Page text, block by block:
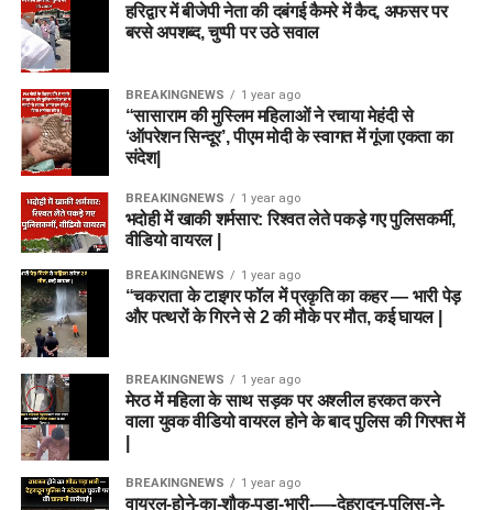
हरिद्वार में बीजेपी नेता की दबंगई कैमरे में कैद, अफसर पर
बरसे अपशब्द, चुप्पी पर उठे सवाल
BREAKINGNEWS 1 year ago
“सासाराम की मुस्लिम महिलाओं ने रचाया मेहंदी से
‘ऑपरेशन सिन्दूर’, पीएम मोदी के स्वागत में गूंजा एकता का
संदेश|
BREAKINGNEWS 1 year ago
भदोही में खाकी शर्मसार: रिश्वत लेते पकड़े गए पुलिसकर्मी,
वीडियो वायरल |
BREAKINGNEWS 1 year ago
“चकराता के टाइगर फॉल में प्रकृति का कहर — भारी पेड़
और पत्थरों के गिरने से 2 की मौके पर मौत, कई घायल |
BREAKINGNEWS 1 year ago
मेरठ में महिला के साथ सड़क पर अश्लील हरकत करने
वाला युवक वीडियो वायरल होने के बाद पुलिस की गिरफ्त में
BREAKINGNEWS 1 year ago
वायरल-होने-का-शौक-पड़ा-भारी-—-देहरादून-पुलिस-ने-